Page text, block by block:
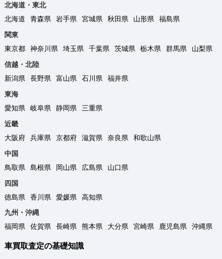
北海道・東北
北海道
青森県 岩手県 宮城県 秋田県 山形県
福島県
関東
東京都
神奈川県 埼玉県 千葉県 茨城県 栃木県 群馬県
山梨県
信越・北陸
新潟県
長野県 富山県 石川県
福井県
東海
愛知県
岐阜県 静岡県
三重県
近畿
大阪府
兵庫県 京都府 滋賀県 奈良県
和歌山県
中国
鳥取県
島根県 岡山県 広島県
山口県
四国
徳島県
香川県 愛媛県
高知県
九州・沖縄
福岡県
佐賀県 長崎県 熊本県 大分県 宮崎県 鹿児島県 沖縄県
車買取査定の基礎知識